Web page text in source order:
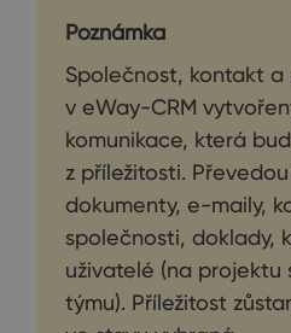
Poznámka
Společnost, kontakt
v eWay-CRM
komunikace, která
z příležitosti.
dokumenty, e-maily,
společnosti, doklady,
uživatelé (na projektu
týmu). Příležitost